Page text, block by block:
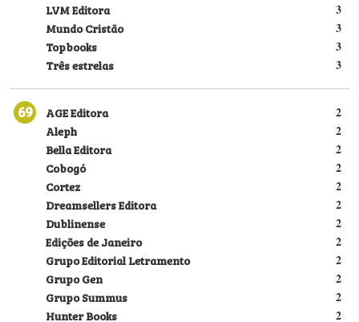
3
LVM Editora
3
Mundo Cristão
3
Topbooks
3
Três estrelas
69 2
AGE Editora
2
Aleph
2
Bella Editora
2
Cobogó
2
Cortez
2
Dreamsellers Editora
2
Dublinense
2
Edições de Janeiro
2
Grupo Editorial Letramento
2
Grupo Gen
2
Grupo Summus
2
Hunter Books